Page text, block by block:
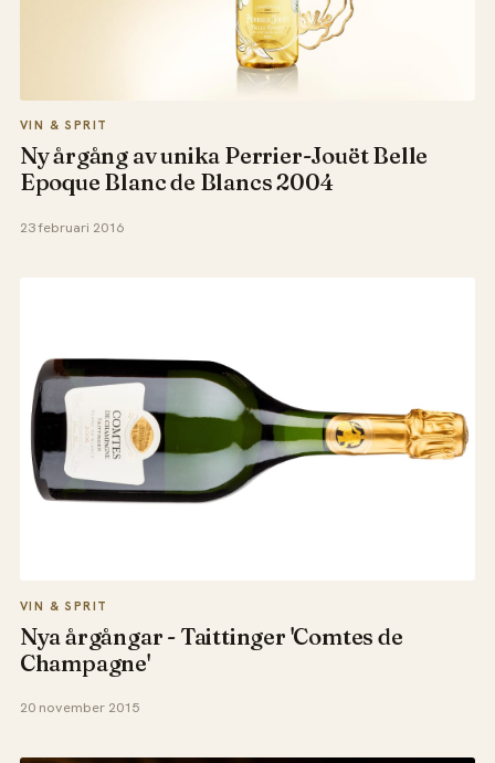
VIN & SPRIT
Ny årgång av unika Perrier-­Jouët Belle
Epoque Blanc de Blancs 2004
23 februari 2016
VIN & SPRIT
Nya årgångar - Taittinger 'Comtes de
Champagne'
20 november 2015